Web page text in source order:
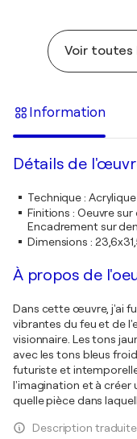
Voir toutes
Information
Détails de
Technique:
Finitions : Oeuvre sur
Encadrement sur
Dimensions :
À propos de
Dans cette œuvre, j'ai
vibrantes du feu et de
visionnaire. Les tons
avec les tons bleus
futuriste et
l'imagination et à créer
quelle pièce dans
Description